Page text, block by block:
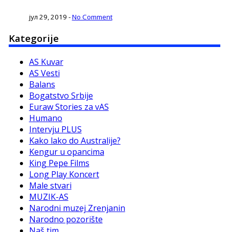
јул 29, 2019 -No Comment
Kategorije
AS Kuvar
AS Vesti
Balans
Bogatstvo Srbije
Euraw Stories za vAS
Humano
Intervju PLUS
Kako lako do Australije?
Kengur u opancima
King Pepe Films
Long Play Koncert
Male stvari
MUZIK-AS
Narodni muzej Zrenjanin
Narodno pozorište